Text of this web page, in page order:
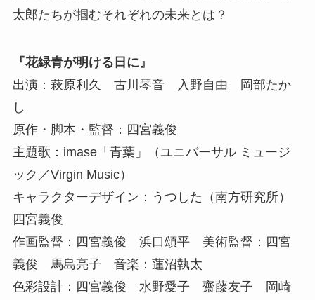
太郎たちが掴むそれぞれの未来とは？
『花緑青が明ける日に』
出演：萩原利久 古川琴音 入野自由 岡部たか
し
原作・脚本・監督：四宮義俊
主題歌：imase「青葉」（ユニバーサル ミュージ
ック／Virgin Music）
キャラクターデザイン：うつした（南方研究所）
四宮義俊
作画監督：四宮義俊 浜口頌平 美術監督：四宮
義俊 馬島亮子 音楽：蓮沼執太
色彩設計：四宮義俊 水野愛子 齋藤友子 岡崎